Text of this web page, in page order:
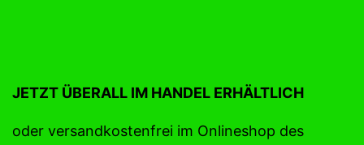
JETZT ÜBERALL IM HANDEL ERHÄLTLICH
oder versandkostenfrei im Onlineshop des